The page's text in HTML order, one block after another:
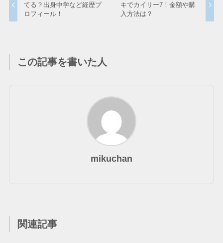
てる？出身中学など経歴プ
ロフィール！
キでカイリー7！金額や購
入方法は？
この記事を書いた人
mikuchan
関連記事